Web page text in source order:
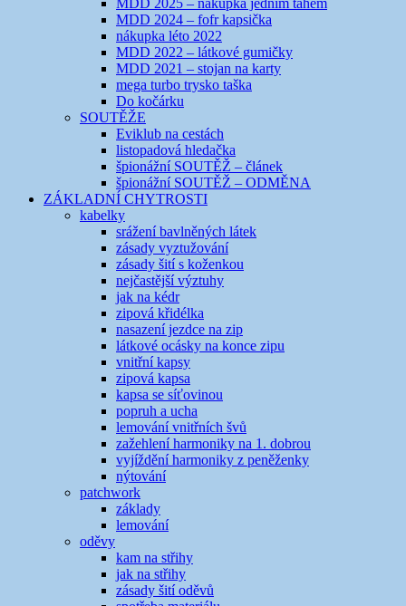
MDD 2025 – nákupka jedním tahem
MDD 2024 – fofr kapsička
nákupka léto 2022
MDD 2022 – látkové gumičky
MDD 2021 – stojan na karty
mega turbo trysko taška
Do kočárku
SOUTĚŽE
Eviklub na cestách
listopadová hledačka
špionážní SOUTĚŽ – článek
špionážní SOUTĚŽ – ODMĚNA
ZÁKLADNÍ CHYTROSTI
kabelky
srážení bavlněných látek
zásady vyztužování
zásady šití s koženkou
nejčastější výztuhy
jak na kédr
zipová křidélka
nasazení jezdce na zip
látkové ocásky na konce zipu
vnitřní kapsy
zipová kapsa
kapsa se síťovinou
popruh a ucha
lemování vnitřních švů
zažehlení harmoniky na 1. dobrou
vyjíždění harmoniky z peněženky
nýtování
patchwork
základy
lemování
oděvy
kam na střihy
jak na střihy
zásady šití oděvů